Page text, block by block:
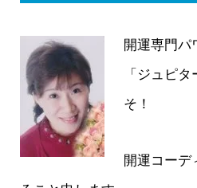
開運専門パ
「ジュピ
そ！
開運コーデ